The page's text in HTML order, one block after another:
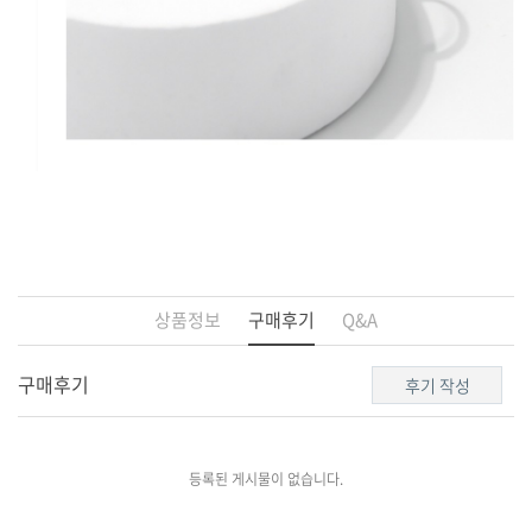
상품정보 구매후기 Q&A
구매후기 후기 작성